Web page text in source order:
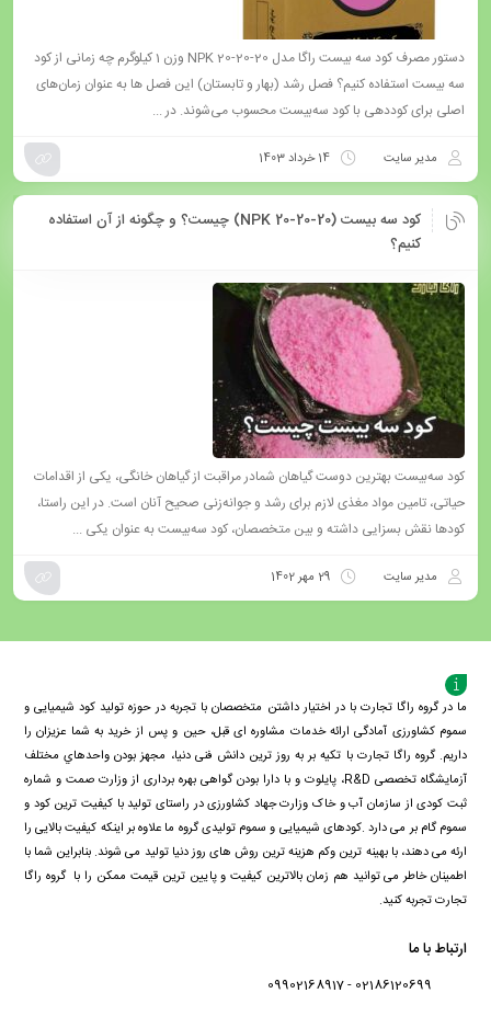
دستور مصرف کود سه بیست راگا مدل NPK 20-20-20 وزن 1 کیلوگرم چه زمانی از کود
سه بیست استفاده کنیم؟ فصل رشد (بهار و تابستان) این فصل ها به عنوان زمان‌های
اصلی برای کوددهی با کود سه‌بیست محسوب می‌شوند. در ...
مدیر سایت 14 خرداد 1403
کود سه بیست (NPK 20-20-20) چیست؟ و چگونه از آن استفاده
کنیم؟
کود سه‌بیست بهترین دوست گیاهان شمادر مراقبت از گیاهان خانگی، یکی از اقدامات
حیاتی، تامین مواد مغذی لازم برای رشد و جوانه‌زنی صحیح آنان است. در این راستا،
کودها نقش بسزایی داشته و بین متخصصان، کود سه‌بیست به عنوان یکی ...
مدیر سایت 29 مهر 1402
ما در گروه راگا تجارت با در اختیار داشتن متخصصان با تجربه در حوزه تولید کود شیمیایی و
سموم کشاورزی آمادگی ارائه خدمات مشاوره ای قبل، حین و پس از خرید به شما عزیزان را
داریم. گروه راگا تجارت با تكيه بر به روز ترین دانش فنی دنيا، مجهز بودن واحدهاي مختلف
آزمايشگاه تخصصی R&D، پايلوت و با دارا بودن گواهی بهره برداری از وزارت صمت و شماره
ثبت کودی از سازمان آب و خاک وزارت جهاد کشاورزی در راستای تولید با کیفیت ترین کود و
سموم گام بر می دارد .کودهای شیمیایی و سموم تولیدی گروه ما علاوه بر اینکه کیفیت بالایی را
ارئه می دهند، با بهینه ترین وکم هزینه ترین روش های روز دنیا تولید می شوند. بنابراین شما با
اطمینان خاطر می توانید هم زمان بالاترین کیفیت و پایین ترین قیمت ممکن را با گروه راگا
تجارت تجربه کنید.
ارتباط با ما
02186120699 - 09902168917